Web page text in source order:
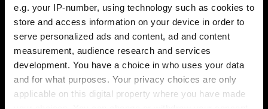
e.g. your IP-number, using technology such as cookies to
store and access information on your device in order to
serve personalized ads and content, ad and content
measurement, audience research and services
development. You have a choice in who uses your data
and for what purposes. Your privacy choices are only
applicable on this digital property where you have made
누르세요. 이때 어떤 장치를 선택하더라도 모든 저장
장치에서 캐시가 삭제됩니다.
시스템 캐시 삭제를 선택합니다.
저장 장치 관리 확인이 나타나면 예를 누르세요.
이렇게 하면 시스템 공장 초기화가 진행됩니다. 게임을